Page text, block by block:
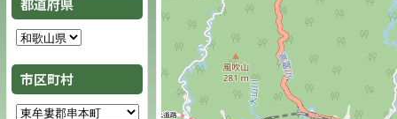
都道府県
市区町村